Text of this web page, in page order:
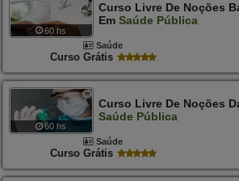
60 hs
Curso Livre De Noções
Em Saúde Pública
Saúde
Curso Grátis
60 hs
Curso Livre De Noções
Saúde Pública
Saúde
Curso Grátis